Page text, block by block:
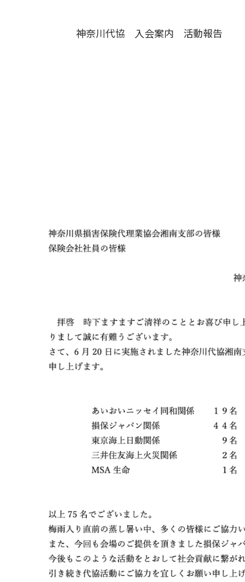
神奈川代協 入会案内 活動報告